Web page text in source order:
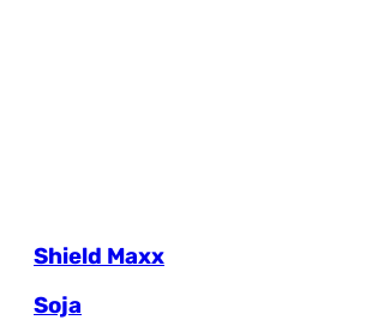
Shield Maxx
Soja